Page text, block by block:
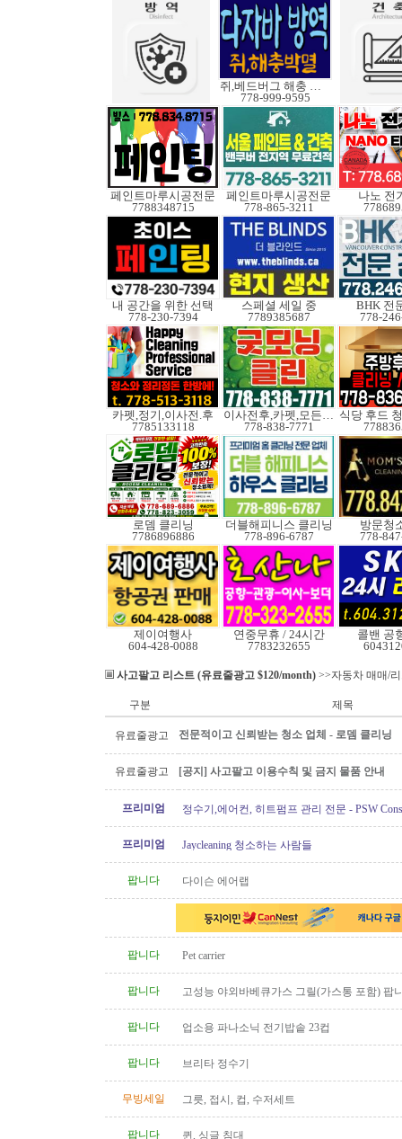
쥐,베드버그 해충 박멸
778-999-9595
페인트마루시공전문
7788348715
페인트마루시공전문
778-865-3211
나노 전
내 공간을 위한 선택
778-230-7394
스페셜 세일 중
7789385687
BHK 전
778-
카펫,정기,이사전.후
7785133118
이사전후,카펫,모든청소
778-838-7771
식당 후드
로뎀 클리닝
7786896886
더블해피니스 클리닝
778-896-6787
방문청
778-
제이여행사
604-428-0088
연중무휴 / 24시간
7783232655
콜밴 공
사고팔고 리스트 (유료줄광고 $120/month) >>자동차 매매/
구분 제목
유료줄광고 전문적이고 신뢰받는 청소 업체 - 로뎀 클리닝
유료줄광고 [공지] 사고팔고 이용수칙 및 금지 물품 안내
프리미엄 정수기,에어컨, 히트펌프 관리 전문 - PSW
프리미엄 Jaycleaning 청소하는 사람들
팝니다 다이슨 에어랩
팝니다 Pet carrier
팝니다 고성능 야외바베큐가스 그릴(가스통 포함) 팝
팝니다 업소용 파나소닉 전기밥솥 23컵
팝니다 브리타 정수기
무빙세일 그릇, 접시, 컵, 수저세트
팝니다 퀸, 싱글 침대